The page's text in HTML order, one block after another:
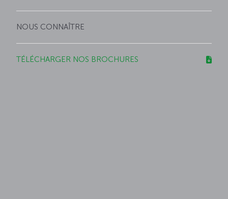
NOUS CONNAÎTRE
TÉLÉCHARGER NOS BROCHURES